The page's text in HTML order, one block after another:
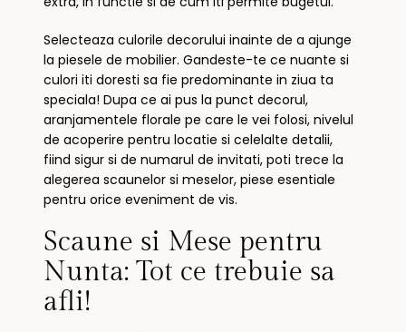
Selecteaza culorile decorului inainte de a ajunge
la piesele de mobilier. Gandeste-te ce nuante si
culori iti doresti sa fie predominante in ziua ta
speciala! Dupa ce ai pus la punct decorul,
aranjamentele florale pe care le vei folosi, nivelul
de acoperire pentru locatie si celelalte detalii,
fiind sigur si de numarul de invitati, poti trece la
alegerea scaunelor si meselor, piese esentiale
pentru orice eveniment de vis.
Scaune si Mese pentru
Nunta: Tot ce trebuie sa
afli!